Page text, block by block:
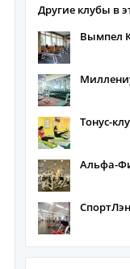
Другие клубы в
Вымпел
Тонус-
Альфа-